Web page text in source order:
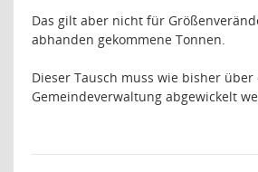
Das gilt aber nicht für
abhanden gekommene Tonnen.
Dieser Tausch muss wie bisher über
Gemeindeverwaltung abgewickelt